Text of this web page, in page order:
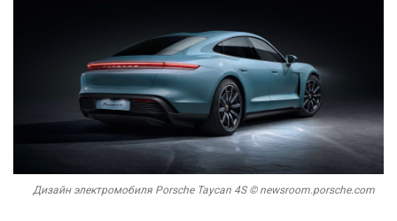
Дизайн электромобиля Porsche Taycan 4S © newsroom.porsche.com